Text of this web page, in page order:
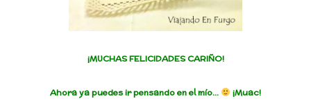
¡MUCHAS FELICIDADES CARIÑO!
Ahora ya puedes ir pensando en el mío… ¡Muac!